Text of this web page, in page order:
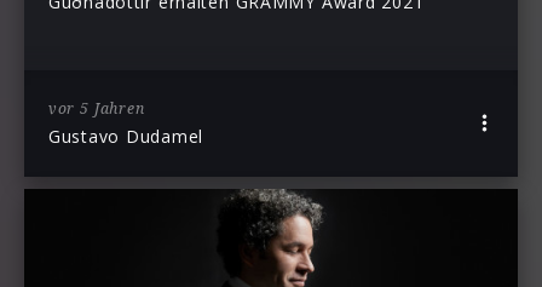
vor 5 Jahren
Gustavo Dudamel